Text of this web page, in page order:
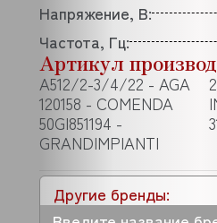
Другие бренды:
Напряжение, В:
Частота, Гц:
Артикул
A512/2-3/4/22 - AGA
120158 - COMENDA
50GI851194 -
GRANDIMPIANTI